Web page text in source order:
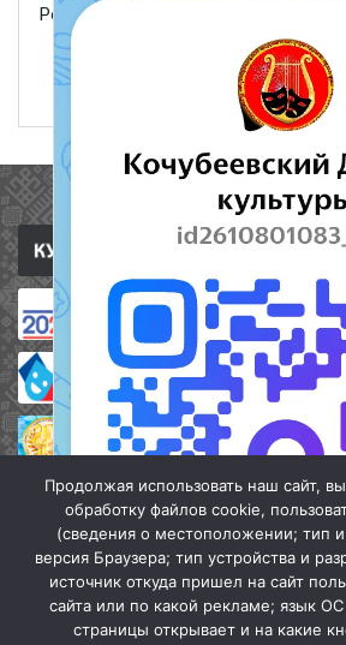
Российской Федерации в ...
Полезные
Продолжая использовать наш сайт,
обработку файлов cookie,
(сведения о местоположении; тип
версия Браузера; тип устройства и
источник откуда пришел на сайт
сайта или по какой рекламе; язык
страницы открывает и на какие